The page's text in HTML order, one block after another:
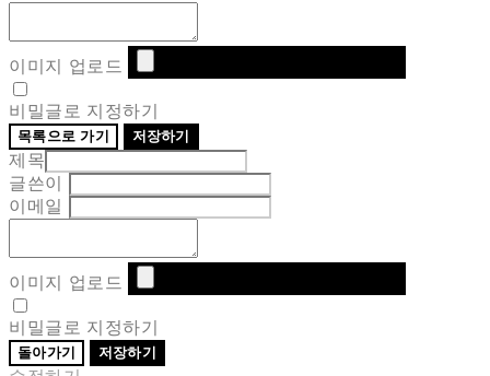
이미지 업로드
비밀글로 지정하기
목록으로 가기 저장하기
제목
글쓴이
이메일
이미지 업로드
비밀글로 지정하기
돌아가기 저장하기